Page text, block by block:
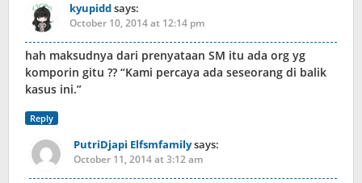
kyupiddsays:
October 10, 2014 at 12:14 pm
hah maksudnya dari prenyataan SM itu ada org yg
komporin gitu ?? “Kami percaya ada seseorang di balik
kasus ini.”
Reply
PutriDjapi Elfsmfamilysays:
October 11, 2014 at 3:12 am